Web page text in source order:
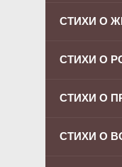
СТИХИ О
СТИХИ О
СТИХИ О
СТИХИ О